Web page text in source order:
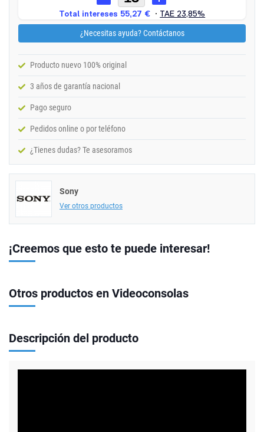
¿Necesitas ayuda? Contáctanos
Producto nuevo 100% original
3 años de garantía nacional
Pago seguro
Pedidos online o por teléfono
¿Tienes dudas? Te asesoramos
Sony
Ver otros productos
¡Creemos que esto te puede interesar!
Otros productos en Videoconsolas
Descripción del producto